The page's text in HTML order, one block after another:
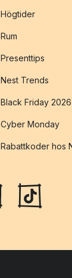
Högtider
Rum
Presenttips
Nest Trends
Black Friday 2026
Cyber Monday
Rabattkoder hos